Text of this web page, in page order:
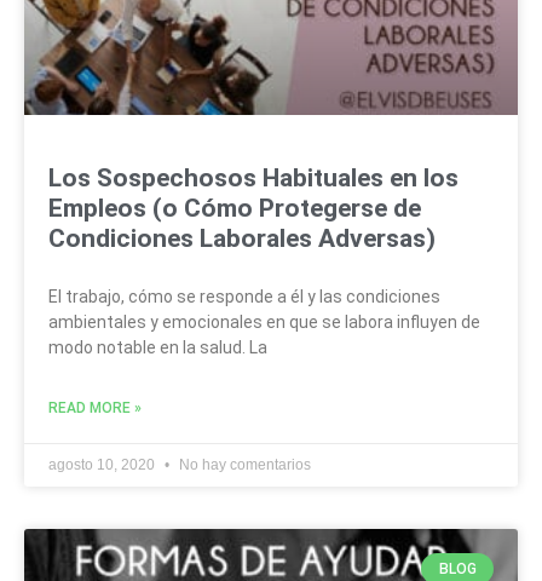
Los Sospechosos Habituales en los
Empleos (o Cómo Protegerse de
Condiciones Laborales Adversas)
El trabajo, cómo se responde a él y las condiciones
ambientales y emocionales en que se labora influyen de
modo notable en la salud. La
READ MORE »
agosto 10, 2020 No hay comentarios
BLOG